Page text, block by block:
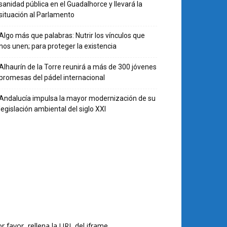
pública en el Guadalhorce y llevará la
al Parlamento
más que palabras: Nutrir los vínculos que
unen; para proteger la existencia
de la Torre reunirá a más de 300 jóvenes
del pádel internacional
impulsa la mayor modernización de su
ambiental del siglo XXI